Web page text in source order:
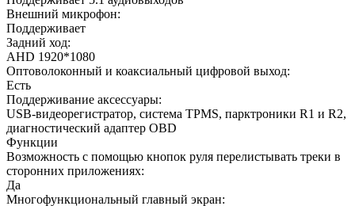
Внешний микрофон:
Поддерживает
Задний ход:
AHD 1920*1080
Оптоволоконный и коаксиальный цифровой выход:
Есть
Поддерживание аксессуары:
USB-видеорегистратор, система TPMS, парктроники R1 и R2,
диагностический адаптер OBD
Функции
Возможность с помощью кнопок руля перелистывать треки в
сторонних приложениях:
Да
Многофункциональный главный экран: